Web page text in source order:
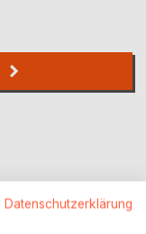
Datenschutzerklärung